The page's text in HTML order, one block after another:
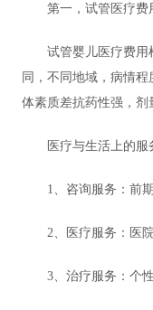
第一，试管医疗费
试管婴儿医疗费用
同，不同地域，病情
体素质差抗药性强，剂
医疗与生活上的服
1、咨询服务：前
2、医疗服务：医
3、治疗服务：个